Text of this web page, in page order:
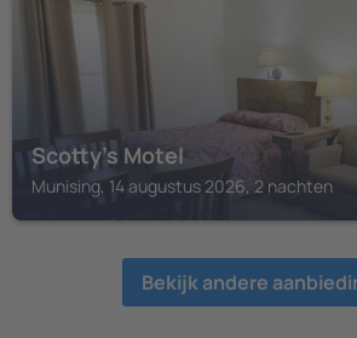
Scotty's Motel
Munising, 14 augustus 2026, 2 nachten
Bekijk andere